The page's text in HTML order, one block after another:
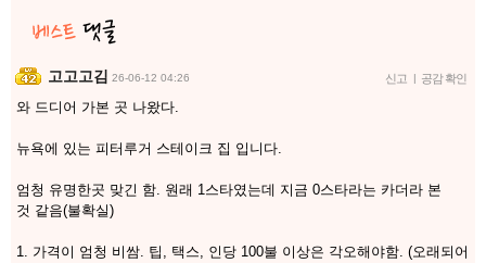
고고고김 26-06-12 04:26 신고 | 공감 확인
와 드디어 가본 곳 나왔다.
뉴욕에 있는 피터루거 스테이크 집 입니다.
엄청 유명한곳 맞긴 함. 원래 1스타였는데 지금 0스타라는 카더라 본
것 같음(불확실)
1. 가격이 엄청 비쌈. 팁, 택스, 인당 100불 이상은 각오해야함. (오래되어